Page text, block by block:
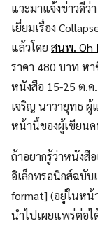
แวะมาแจ้งข่าวดี
เยี่ยมเรื่อง
แล้วโดย สนพ. Oh
ราคา 480 บาท ห
หนังสือ 15-25 ต.
เจริญ นาวายุทธ ผู้
หน้านี้ของผู้เขียน
ถ้าอยากรู้ว่าหนังสื
อิเล็กทรอนิกส์ฉบั
format] (อยู่ในหน้
นำไปเผยแพร่ต่อไ